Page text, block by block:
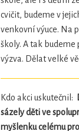
cvičit, budeme v
venkovní výuce. Na
školy. A tak budeme
výzva. Dělat velké
Kdo akci uskutečnil:
sázely děti ve
myšlenku celému